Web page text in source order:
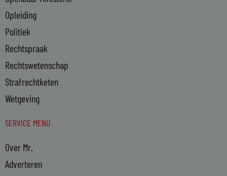
Opleiding
Politiek
Rechtspraak
Rechtswetenschap
Strafrechtketen
Wetgeving
SERVICE MENU
Over Mr.
Adverteren